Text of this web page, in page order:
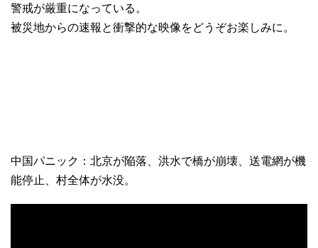
警戒が厳重になっている。
被災地からの速報と衝撃的な映像をどうぞお楽しみに。
中国パニック：北京が陥落、洪水で橋が崩壊、送電網が機
能停止、村全体が水没。